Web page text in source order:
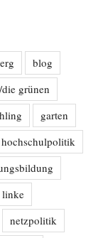
blog
grünen
garten
hochschulpolitik
linke
netzpolitik